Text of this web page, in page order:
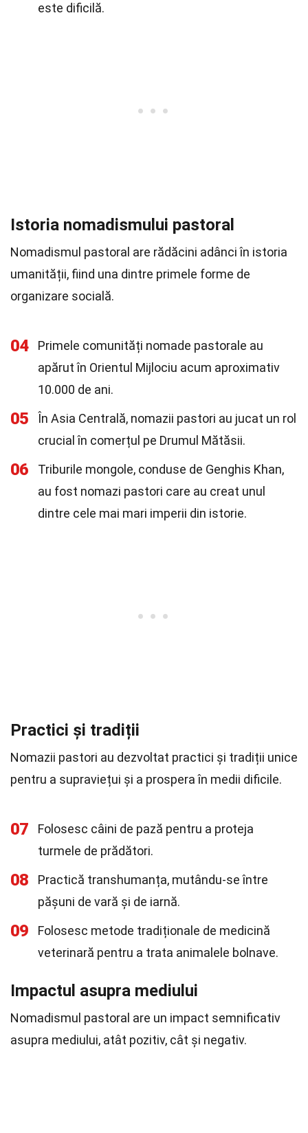
este dificilă.
Istoria nomadismului pastoral
Nomadismul pastoral are rădăcini adânci în istoria
umanității, fiind una dintre primele forme de
organizare socială.
04
Primele comunități nomade pastorale au
apărut în Orientul Mijlociu acum aproximativ
10.000 de ani.
05
În Asia Centrală, nomazii pastori au jucat un rol
crucial în comerțul pe Drumul Mătăsii.
06
Triburile mongole, conduse de Genghis Khan,
au fost nomazi pastori care au creat unul
dintre cele mai mari imperii din istorie.
Practici și tradiții
Nomazii pastori au dezvoltat practici și tradiții unice
pentru a supraviețui și a prospera în medii dificile.
07
Folosesc câini de pază pentru a proteja
turmele de prădători.
08
Practică transhumanța, mutându-se între
pășuni de vară și de iarnă.
09
Folosesc metode tradiționale de medicină
veterinară pentru a trata animalele bolnave.
Impactul asupra mediului
Nomadismul pastoral are un impact semnificativ
asupra mediului, atât pozitiv, cât și negativ.